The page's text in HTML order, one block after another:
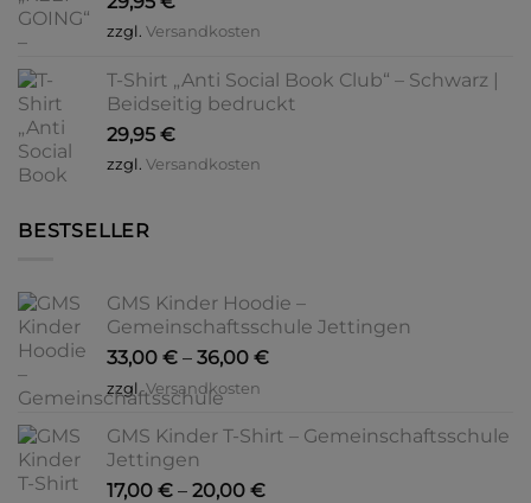
zzgl. Versandkosten
T-Shirt „Anti Social Book Club“ – Schwarz |
Beidseitig bedruckt
29,95 €
zzgl. Versandkosten
BESTSELLER
GMS Kinder Hoodie –
Gemeinschaftsschule Jettingen
33,00 € – 36,00 €
zzgl.Versandkosten
GMS Kinder T-Shirt – Gemeinschaftsschule
Jettingen
17,00 € – 20,00 €